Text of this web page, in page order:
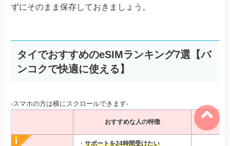
ずにそのまま保存しておきましょう。
タイでおすすめのeSIMランキング7選【バ
ンコクで快適に使える】
-スマホの方は横にスクロールできます-
おすすめな人の特徴 料
・ サポートを24時間受けたい